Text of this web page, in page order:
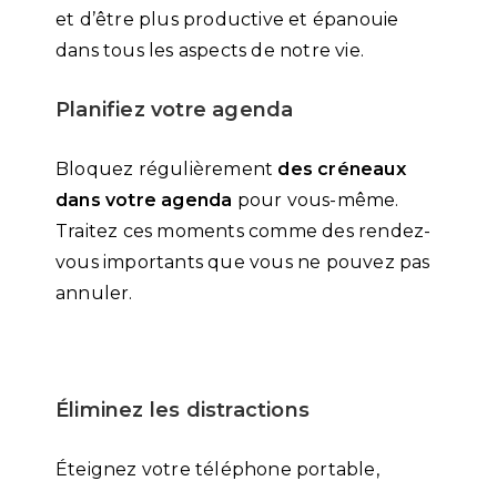
et d’être plus productive et épanouie
dans tous les aspects de notre vie.
Planifiez votre agenda
Bloquez régulièrement des créneaux
dans votre agenda pour vous-même.
Traitez ces moments comme des rendez-
vous importants que vous ne pouvez pas
annuler.
Éliminez les distractions
Éteignez votre téléphone portable,